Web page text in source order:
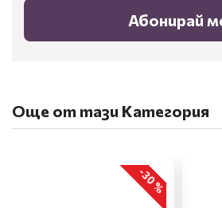
Абонирай
Още от тази Категория
-30 %